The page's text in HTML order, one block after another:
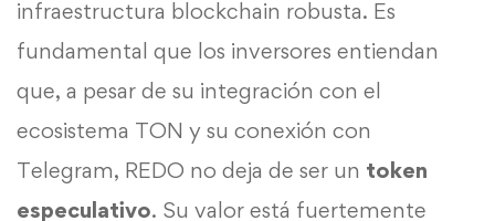
infraestructura blockchain robusta. Es
fundamental que los inversores entiendan
que, a pesar de su integración con el
ecosistema TON y su conexión con
Telegram, REDO no deja de ser un token
especulativo. Su valor está fuertemente